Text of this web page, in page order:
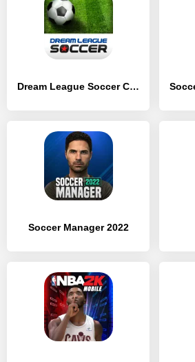
Dream League Soccer Classic
Soccer Manager 2022